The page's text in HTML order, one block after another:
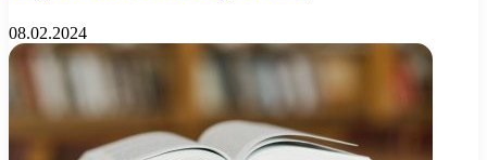
08.02.2024